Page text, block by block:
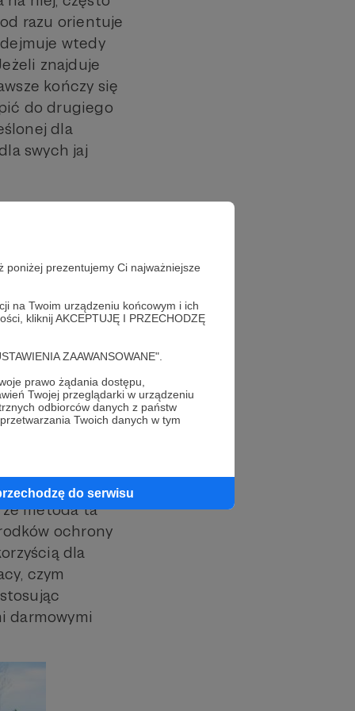
poniżej prezentujemy Ci najważniejsze
na Twoim urządzeniu końcowym i ich
kliknij AKCEPTUJĘ I PRZECHODZĘ
ZAAWANSOWANE".
prawo żądania dostępu,
Twojej przeglądarki w urządzeniu
odbiorców danych z państw
Twoich danych w tym
do serwisu
razu orientuje
wtedy
znajduje
kończy się
do drugiego
dla
swych jaj
dla jego
do wniosku,
bodźców
okrywowa
czterech
była
pułapek to
metoda ta
ochrony
dla
czym
darmowymi